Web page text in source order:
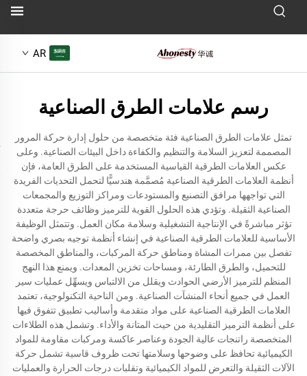
AR
رسم علامات الطرق الصناعية
تمثل علامات الطرق الصناعية فئة متخصصة من حلول إدارة حركة المرور
المصممة لتعزيز السلامة والتنظيم والكفاءة داخل البيئات الصناعية. وعلى
عكس العلامات الطرقية القياسية المستخدمة على الطرق العامة، فإن
أنظمة العلامات الطرقية الصناعية مُصمَّمة هندسيًّا لتحمل التحديات الفريدة
التي تواجهها مرافق التصنيع والمستودعات ومراكز التوزيع والمجمعات
الصناعية الثقيلة. وتؤدي هذه الحلول القوية للترميز وظائف حرجة متعددة
تؤثر مباشرةً في الإنتاجية التشغيلية وسلامة مكان العمل. وتتمثل الوظيفة
الأساسية للعلامات الطرقية الصناعية في إنشاء أنظمة توجيه بصري واضحة
تفصل بين ممرات المشاة ومناطق حركة المركبات، والمناطق المخصصة
للتحميل، والطرق الطارئة، ومساحات تخزين المعدات. ويمنع هذا النهج
المنظم للترميز الأرضي الحوادث ويقلل من الالتباس ويسهِّل عمليات سير
العمل في جميع أنحاء المنشآت الصناعية. ومن الناحية التكنولوجية، تعتمد
العلامات الطرقية الصناعية على مواد متقدمة وأساليب تطبيق تتفوق فيها
على أنظمة الترميز التقليدية من حيث المتانة والأداء. وتشمل هذه الطلاءات
المتخصصة راتنجات عالية الجودة وعناصر عاكسة ومركبات مقاومة للمواد
الكيميائية تحافظ على وضوحها وسلامتها تحت ظروف قاسية تشمل حركة
الآلات الثقيلة والتعرض للمواد الكيميائية وتقلبات درجات الحرارة والعمليات